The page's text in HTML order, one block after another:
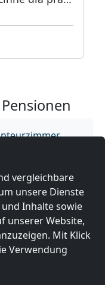
(50 km)
vergleichbare
unsere Dienste
Inhalte sowie
unserer Website,
Mit Klick
Verwendung